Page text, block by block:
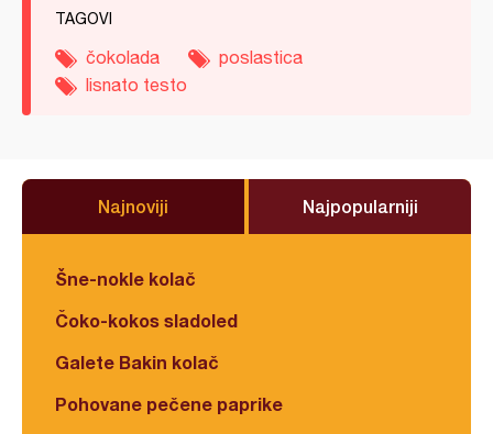
TAGOVI
čokolada
poslastica
lisnato testo
Najnoviji Najpopularniji
Šne-nokle kolač
Čoko-kokos sladoled
Galete Bakin kolač
Pohovane pečene paprike